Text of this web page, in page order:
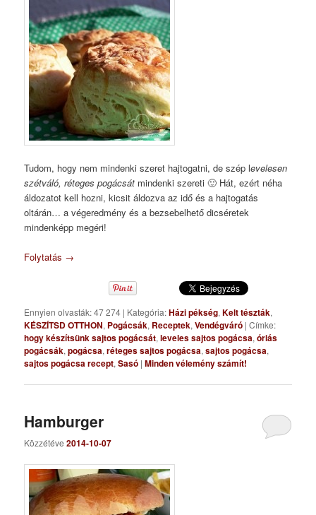
Tudom, hogy nem mindenki szeret hajtogatni, de szép levelesen
szétváló, réteges pogácsát mindenki szereti 🙂 Hát, ezért néha
áldozatot kell hozni, kicsit áldozva az idő és a hajtogatás
oltárán… a végeredmény és a bezsebelhető dicséretek
mindenképp megéri!
Folytatás →
Ennyien olvasták: 47 274 | Kategória:Házi pékség,Kelt tészták,
KÉSZÍTSD OTTHON, Pogácsák, Receptek,Vendégváró |Címke:
hogy készítsünk sajtos pogácsát,leveles sajtos pogácsa,óriás
pogácsák,pogácsa,réteges sajtos pogácsa,sajtos pogácsa,
sajtos pogácsa recept,Sasó |Minden vélemény számít!
Hamburger
Közzétéve2014-10-07